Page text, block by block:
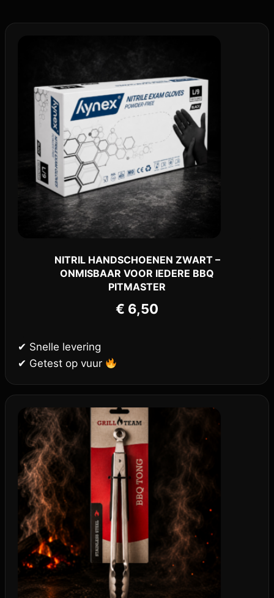
NITRIL HANDSCHOENEN ZWART –
ONMISBAAR VOOR IEDERE BBQ
PITMASTER
€ 6,50
✔ Snelle levering
✔ Getest op vuur